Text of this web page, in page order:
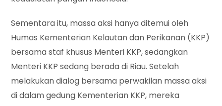
Sementara itu, massa aksi hanya ditemui oleh
Humas Kementerian Kelautan dan Perikanan (KKP)
bersama staf khusus Menteri KKP, sedangkan
Menteri KKP sedang berada di Riau. Setelah
melakukan dialog bersama perwakilan massa aksi
di dalam gedung Kementerian KKP, mereka